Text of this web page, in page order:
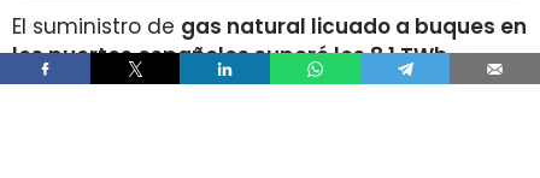
El suministro de gas natural licuado a buques en
los puertos españoles superó los 8,1 TWh
durante 2025, un volumen que multiplica por